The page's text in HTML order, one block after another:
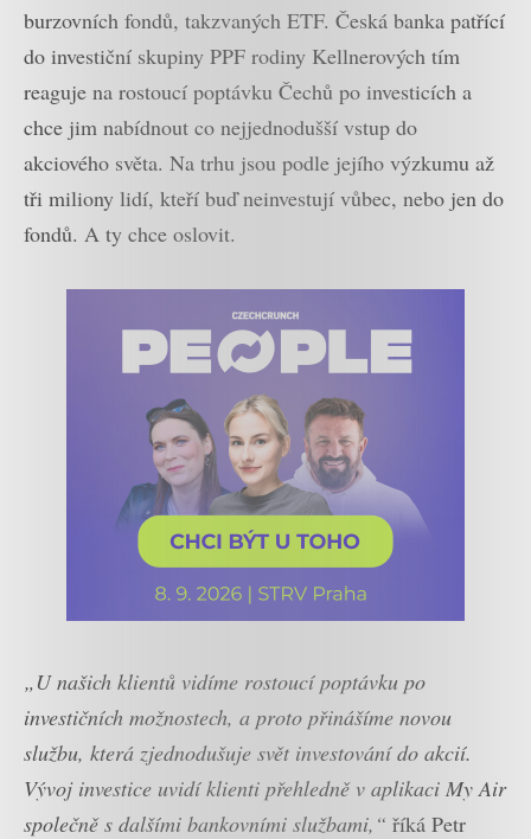
burzovních fondů, takzvaných ETF. Česká banka patřící
do investiční skupiny PPF rodiny Kellnerových tím
reaguje na rostoucí poptávku Čechů po investicích a
chce jim nabídnout co nejjednodušší vstup do
akciového světa. Na trhu jsou podle jejího výzkumu až
tři miliony lidí, kteří buď neinvestují vůbec, nebo jen do
fondů. A ty chce oslovit.
„U našich klientů vidíme rostoucí poptávku po
investičních možnostech, a proto přinášíme novou
službu, která zjednodušuje svět investování do akcií.
Vývoj investice uvidí klienti přehledně v aplikaci My Air
společně s dalšími bankovními službami,“ říká Petr